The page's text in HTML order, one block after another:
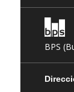
BPS